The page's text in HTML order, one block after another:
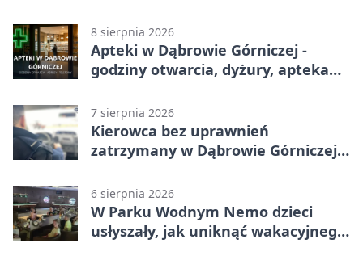
8 sierpnia 2026
Apteki w Dąbrowie Górniczej -
godziny otwarcia, dyżury, apteka
7 sierpnia 2026
Kierowca bez uprawnień
zatrzymany w Dąbrowie Górniczej.
6 sierpnia 2026
W Parku Wodnym Nemo dzieci
usłyszały, jak uniknąć wakacyjnego